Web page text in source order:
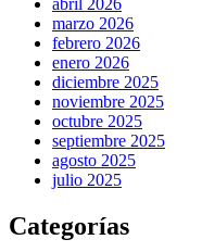
abril 2026
marzo 2026
febrero 2026
enero 2026
diciembre 2025
noviembre 2025
octubre 2025
septiembre 2025
agosto 2025
julio 2025
Categorías